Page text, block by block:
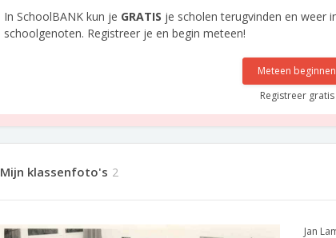
In SchoolBANK kun je GRATIS je scholen terugvinden en weer
schoolgenoten. Registreer je en begin meteen!
Meteen beginnen
Registreer gratis
Mijn klassenfoto's 2
Jan